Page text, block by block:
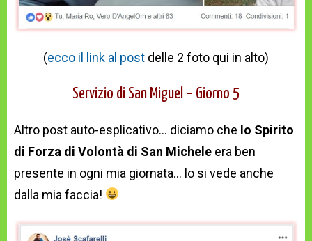
(ecco il link al post delle 2 foto qui in alto)
Servizio di San Miguel – Giorno 5
Altro post auto-esplicativo… diciamo che lo Spirito
di Forza di Volontà di San Michele era ben
presente in ogni mia giornata… lo si vede anche
dalla mia faccia!